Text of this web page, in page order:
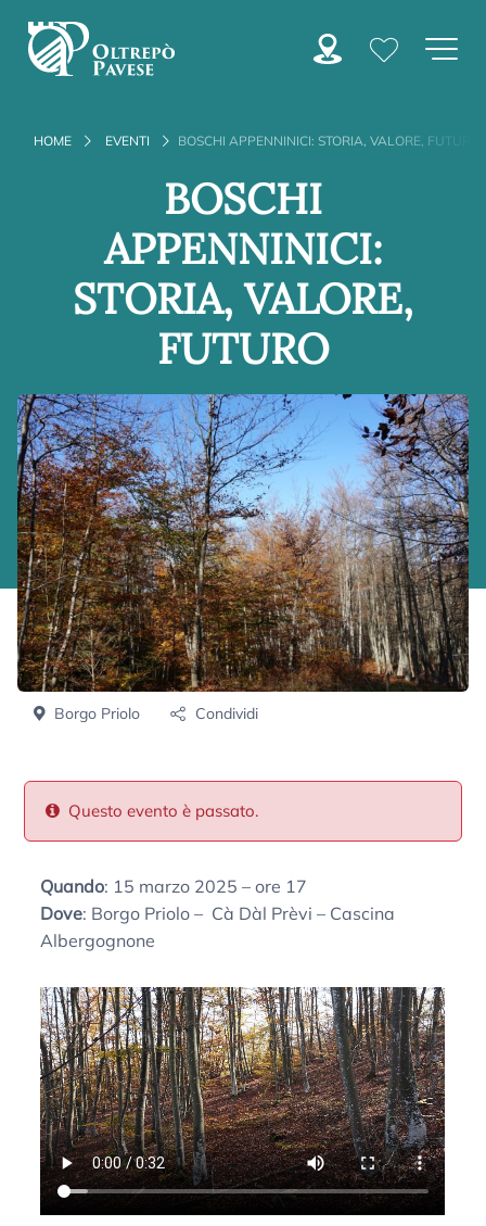
HOME EVENTI BOSCHI APPENNINICI: STORIA, VALORE, FUTURO
BOSCHI
APPENNINICI:
STORIA, VALORE,
FUTURO
Borgo Priolo Condividi
Questo evento è passato.
Quando: 15 marzo 2025 – ore 17
Dove: Borgo Priolo – Cà Dàl Prèvi – Cascina
Albergognone